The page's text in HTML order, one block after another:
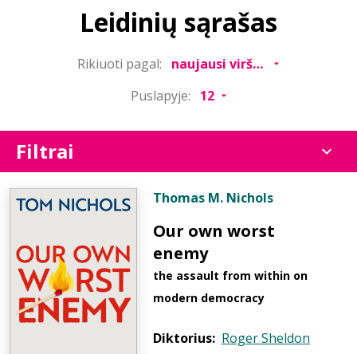
Leidinių sąrašas
Rikiuoti pagal:
Puslapyje:
Filtrai
Thomas M. Nichols
Our own worst
enemy
the assault from within on
modern democracy
Diktorius: Roger Sheldon